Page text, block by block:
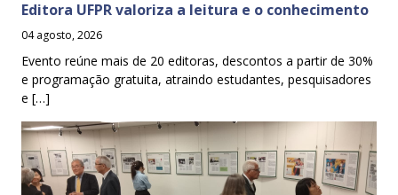
Editora UFPR valoriza a leitura e o conhecimento
04 agosto, 2026
Evento reúne mais de 20 editoras, descontos a partir de 30%
e programação gratuita, atraindo estudantes, pesquisadores
e […]